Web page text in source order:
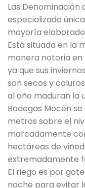
Las Denominación
especializada
mayoría
Está situada en la
manera notoria en
ya que sus
son secos y
al año maduran la
Bodegas Mocén
metros sobre el
marcadamente
hectáreas de
extremadamente
El riego es por
noche para evitar